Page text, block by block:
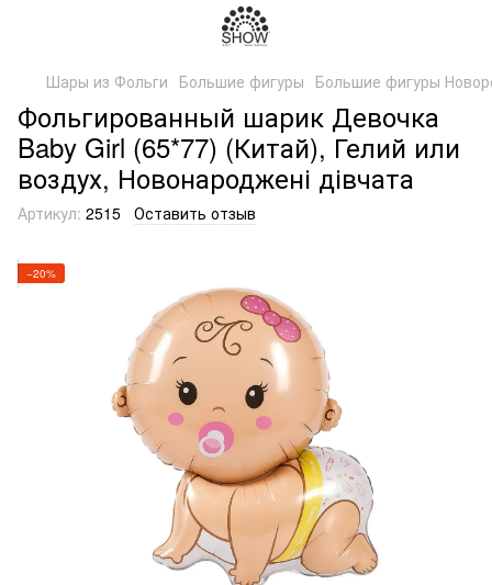
Шары из Фольги Большие фигуры Большие фигуры
Фольгированный шарик Девочка
Baby Girl (65*77) (Китай), Гелий или
воздух, Новонароджені дівчата
Артикул: 2515 Оставить отзыв
−20%